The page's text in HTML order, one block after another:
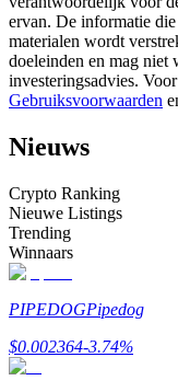
Word een Copy
Informatie
ervan. De informatie
materialen wordt
doeleinden en mag niet
investeringsadvies.
Gebruiksvoorwaarden
Nieuws
Crypto Ranking
Nieuwe Listings
Trending
Winnaars
PIPEDOGPipedog
$0.002364-3.74%